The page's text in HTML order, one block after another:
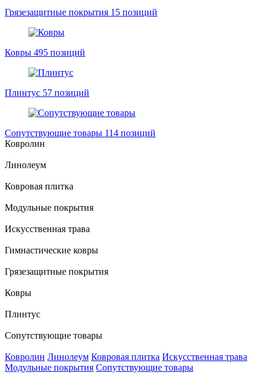
Грязезащитные покрытия 15 позиций
Ковры 495 позиций
Плинтус 57 позиций
Сопутствующие товары 114 позиций
Ковролин
Линолеум
Ковровая плитка
Модульные покрытия
Искусственная трава
Гимнастические ковры
Грязезащитные покрытия
Ковры
Плинтус
Сопутствующие товары
Ковролин Линолеум Ковровая плитка Искусственная трава
Модульные покрытия Сопутствующие товары